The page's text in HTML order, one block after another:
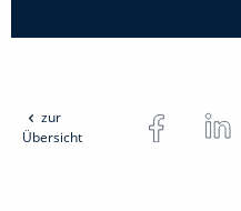
zur
Übersicht